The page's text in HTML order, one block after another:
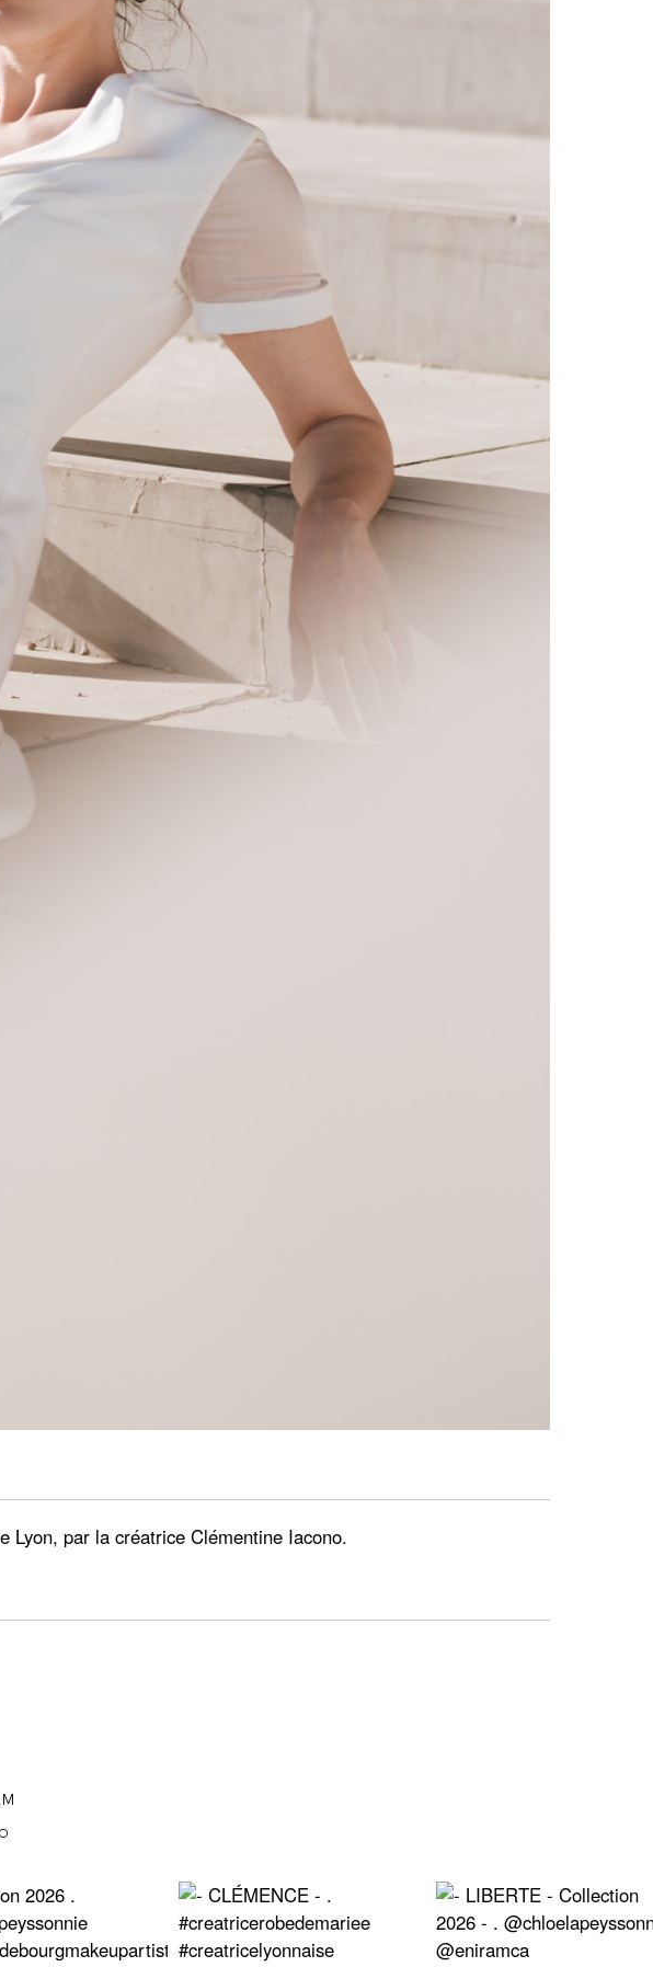
Lyon, par la créatrice Clémentine Iacono.